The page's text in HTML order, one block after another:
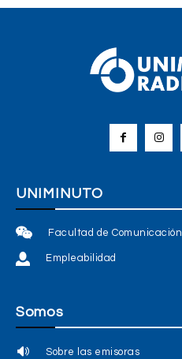
UNIMINUTO
Facultad de Comunicación
Empleabilidad
Somos
Sobre las emisoras